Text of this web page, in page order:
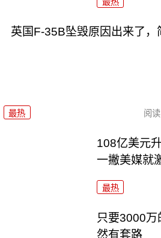
英国F-35B坠毁原因出来了，
最热 阅读
108亿美元
一撇美媒就
最热
只要3000
然有套路